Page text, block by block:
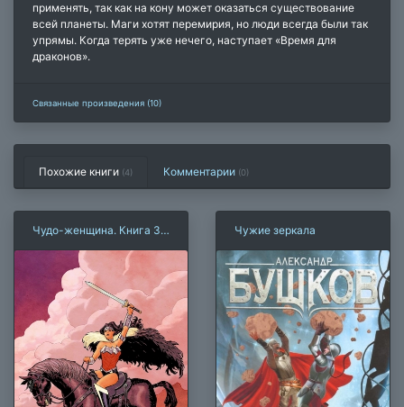
применять, так как на кону может оказаться существование
всей планеты. Маги хотят перемирия, но люди всегда были так
упрямы. Когда терять уже нечего, наступает «Время для
драконов».
Связанные произведения (10)
Похожие книги (4) Комментарии (0)
Чудо-женщина. Книга 3.
Чужие зеркала